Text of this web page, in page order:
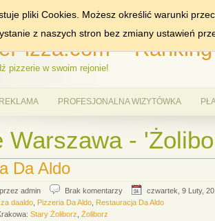
ZNAJDŹ
–
pizzerie w swoim rejonie!
REKLAMA PROFESJONALNA WIZYTÓWKA
Warszawa -
Da Aldo
admin Brak komentarzy
czwartek, 9 Luty,
daaldo Pizzeria Da Aldo Restauracja Da Aldo
Stary Żoliborz Żoliborz
pliki Cookies. Możesz określić warunki
z naszych stron bez zmiany ustawień